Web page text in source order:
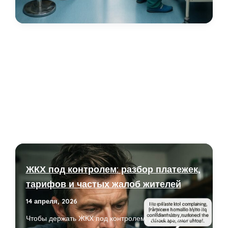
районах:
как
ЖКХ под контролем: разбор платежек,
тарифов и частых жалоб жителей
14 апреля, 2026
Чтобы держать ЖКХ под контролем, достаточно